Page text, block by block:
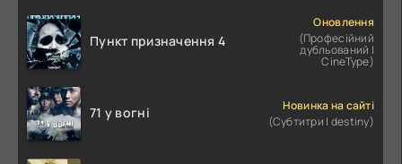
Пункт призначення 4
Оновлення
(Професійний
дубльований |
CineType)
71 у вогні
Новинка на сайті
(Субтитри | destiny)